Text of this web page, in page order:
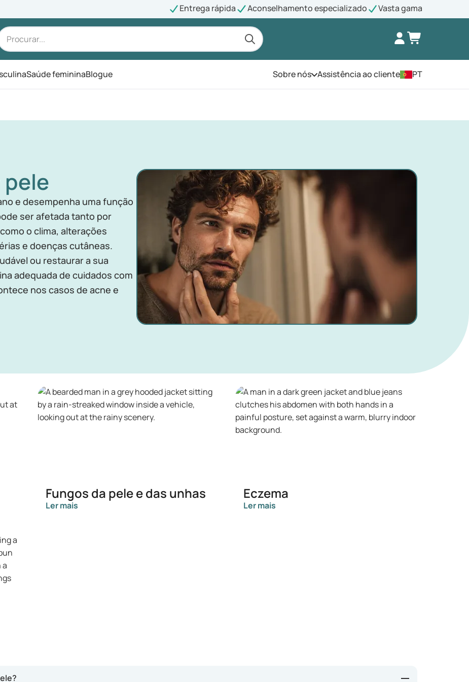
Entrega rápida Aconselhamento especializado Vasta gama
Saúde femininaBlogue Sobre nósAbra o menu
Assistência ao cliente PT
pele
e desempenha uma função
ser afetada tanto por
o clima, alterações
e doenças cutâneas.
ou restaurar a sua
adequada de cuidados com
nos casos de acne e
Fungos da pele e das unhas
Ler mais
Eczema
Ler mais